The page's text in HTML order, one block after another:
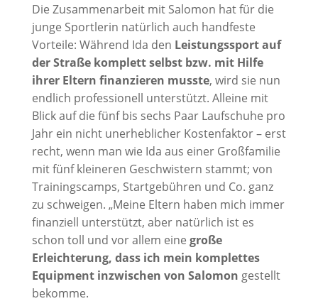
Die Zusammenarbeit mit Salomon hat für die
junge Sportlerin natürlich auch handfeste
Vorteile: Während Ida den Leistungssport auf
der Straße komplett selbst bzw. mit Hilfe
ihrer Eltern finanzieren musste, wird sie nun
endlich professionell unterstützt. Alleine mit
Blick auf die fünf bis sechs Paar Laufschuhe pro
Jahr ein nicht unerheblicher Kostenfaktor – erst
recht, wenn man wie Ida aus einer Großfamilie
mit fünf kleineren Geschwistern stammt; von
Trainingscamps, Startgebühren und Co. ganz
zu schweigen. „Meine Eltern haben mich immer
finanziell unterstützt, aber natürlich ist es
schon toll und vor allem eine große
Erleichterung, dass ich mein komplettes
Equipment inzwischen von Salomon gestellt
bekomme.